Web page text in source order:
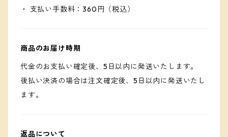
・ 支払い手数料：360円（税込）
商品のお届け時期
代金のお支払い確定後、5日以内に発送いたします。
後払い決済の場合は注文確定後、5日以内に発送いたし
ます。
返品について